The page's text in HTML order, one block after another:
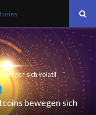
sich volatil
bewegen sich